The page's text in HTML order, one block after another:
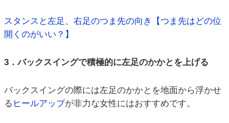
スタンスと左足、右足のつま先の向き【つま先はどの位
開くのがいい？】
3．バックスイングで積極的に左足のかかとを上げる
バックスイングの際には左足のかかとを地面から浮かせ
る ヒールアップが非力な女性にはおすすめです。